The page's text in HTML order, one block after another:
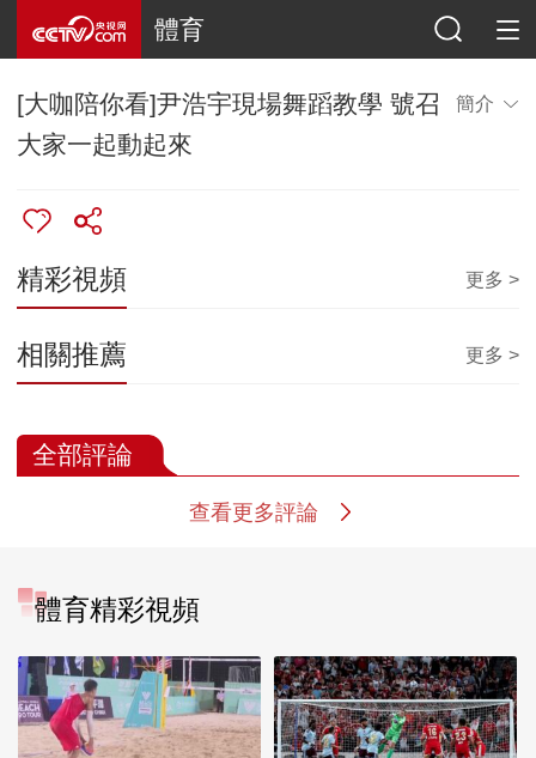
體育
[大咖陪你看]尹浩宇現場舞蹈教學 號召
大家一起動起來
簡介
精彩視頻 更多 >
相關推薦 更多 >
全部評論
查看更多評論
體育精彩視頻